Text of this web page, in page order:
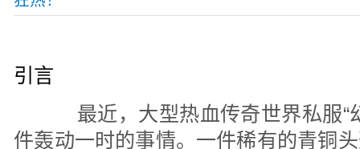
引言
最近，大型热血传奇世界私服“
件轰动一时的事情。一件稀有的青铜